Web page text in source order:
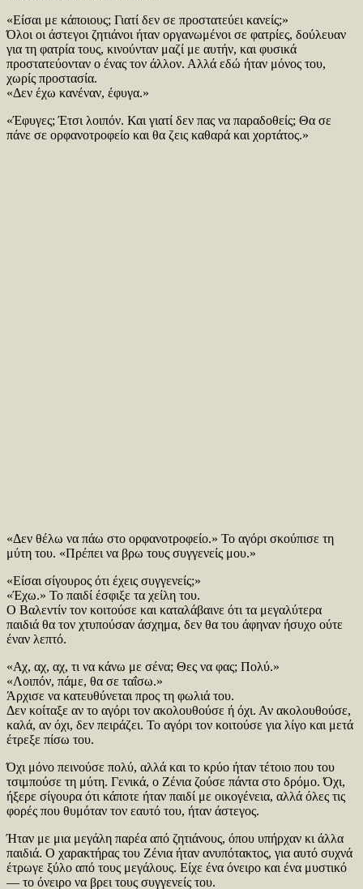
«Είσαι με κάποιους; Γιατί δεν σε προστατεύει κανείς;»
Όλοι οι άστεγοι ζητιάνοι ήταν οργανωμένοι σε φατρίες, δούλευαν
για τη φατρία τους, κινούνταν μαζί με αυτήν, και φυσικά
προστατεύονταν ο ένας τον άλλον. Αλλά εδώ ήταν μόνος του,
χωρίς προστασία.
«Δεν έχω κανέναν, έφυγα.»
«Έφυγες; Έτσι λοιπόν. Και γιατί δεν πας να παραδοθείς; Θα σε
πάνε σε ορφανοτροφείο και θα ζεις καθαρά και χορτάτος.»
«Δεν θέλω να πάω στο ορφανοτροφείο.» Το αγόρι σκούπισε τη
μύτη του. «Πρέπει να βρω τους συγγενείς μου.»
«Είσαι σίγουρος ότι έχεις συγγενείς;»
«Έχω.» Το παιδί έσφιξε τα χείλη του.
Ο Βαλεντίν τον κοιτούσε και καταλάβαινε ότι τα μεγαλύτερα
παιδιά θα τον χτυπούσαν άσχημα, δεν θα του άφηναν ήσυχο ούτε
έναν λεπτό.
«Αχ, αχ, αχ, τι να κάνω με σένα; Θες να φας; Πολύ.»
«Λοιπόν, πάμε, θα σε ταΐσω.»
Άρχισε να κατευθύνεται προς τη φωλιά του.
Δεν κοίταξε αν το αγόρι τον ακολουθούσε ή όχι. Αν ακολουθούσε,
καλά, αν όχι, δεν πειράζει. Το αγόρι τον κοιτούσε για λίγο και μετά
έτρεξε πίσω του.
Όχι μόνο πεινούσε πολύ, αλλά και το κρύο ήταν τέτοιο που του
τσιμπούσε τη μύτη. Γενικά, ο Ζένια ζούσε πάντα στο δρόμο. Όχι,
ήξερε σίγουρα ότι κάποτε ήταν παιδί με οικογένεια, αλλά όλες τις
φορές που θυμόταν τον εαυτό του, ήταν άστεγος.
Ήταν με μια μεγάλη παρέα από ζητιάνους, όπου υπήρχαν κι άλλα
παιδιά. Ο χαρακτήρας του Ζένια ήταν ανυπότακτος, για αυτό συχνά
έτρωγε ξύλο από τους μεγάλους. Είχε ένα όνειρο και ένα μυστικό
— το όνειρο να βρει τους συγγενείς του.